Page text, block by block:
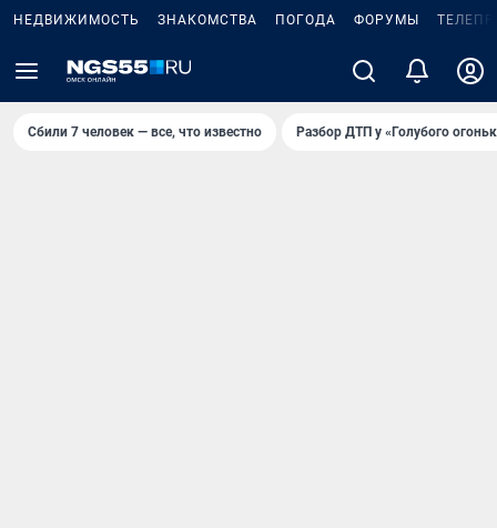
НЕДВИЖИМОСТЬ ЗНАКОМСТВА ПОГОДА ФОРУМЫ
Сбили 7 человек — все, что известно Разбор ДТП у «Голубого